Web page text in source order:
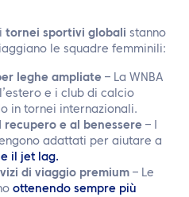
tornei sportivi globali stanno
le squadre femminili:
leghe ampliate – La WNBA
e i club di calcio
in tornei internazionali.
e al benessere – I
adattati per aiutare a
il jet lag.
di viaggio premium – Le
ottenendo sempre più